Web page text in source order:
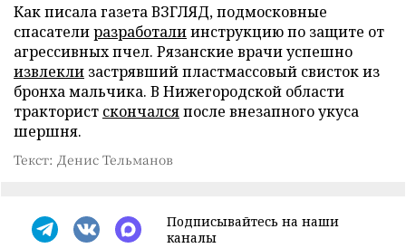
Как писала газета ВЗГЛЯД, подмосковные
спасателиразработалиинструкцию по защите от
агрессивных пчел. Рязанские врачи успешно
извлекли застрявший пластмассовый свисток из
бронха мальчика. В Нижегородской области
тракторист скончалсяпосле внезапного укуса
шершня.
Текст: Денис Тельманов
Подписывайтесь на наши
каналы